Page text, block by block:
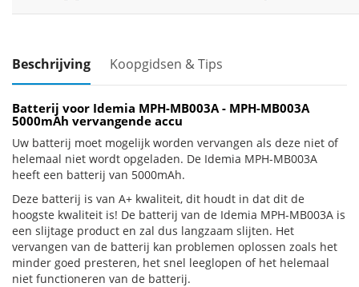
Beschrijving Koopgidsen & Tips
Batterij voor Idemia MPH-MB003A - MPH-MB003A
5000mAh vervangende accu
Uw batterij moet mogelijk worden vervangen als deze niet of
helemaal niet wordt opgeladen. De Idemia MPH-MB003A
heeft een batterij van 5000mAh.
Deze batterij is van A+ kwaliteit, dit houdt in dat dit de
hoogste kwaliteit is! De batterij van de Idemia MPH-MB003A is
een slijtage product en zal dus langzaam slijten. Het
vervangen van de batterij kan problemen oplossen zoals het
minder goed presteren, het snel leeglopen of het helemaal
niet functioneren van de batterij.